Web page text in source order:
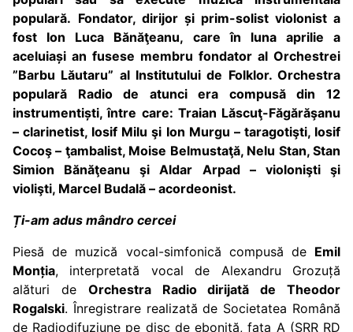
populară. Fondator, dirijor și prim-solist violonist a
fost Ion Luca Bănăţeanu, care în luna aprilie a
aceluiași an fusese membru fondator al Orchestrei
”Barbu Lăutaru” al Institutului de Folklor. Orchestra
populară Radio de atunci era compusă din 12
instrumentiști, între care: Traian Lăscuţ-Făgărăşanu
– clarinetist, Iosif Milu şi Ion Murgu – taragotişti, Iosif
Cocoş – ţambalist, Moise Belmustaţă, Nelu Stan, Stan
Simion Bănăţeanu şi Aldar Arpad – violonişti şi
violişti, Marcel Budală – acordeonist.
Ți-am adus mândro cercei
Piesă de muzică vocal-simfonică compusă de Emil
Monția, interpretată vocal de Alexandru Grozuță
alături de Orchestra Radio dirijată de Theodor
Rogalski. Înregistrare realizată de Societatea Română
de Radiodifuziune pe disc de ebonită, fața A (SRR RD